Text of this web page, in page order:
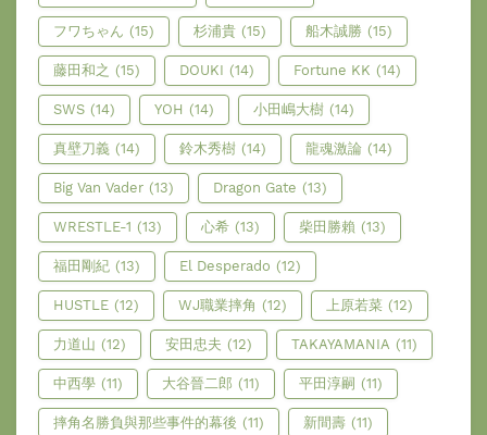
フワちゃん (15) 杉浦貴 (15) 船木誠勝 (15)
藤田和之 (15) DOUKI (14) Fortune KK (14)
SWS (14) YOH (14) 小田嶋大樹 (14)
真壁刀義 (14) 鈴木秀樹 (14) 龍魂激論 (14)
Big Van Vader (13) Dragon Gate (13)
WRESTLE-1 (13) 心希 (13) 柴田勝賴 (13)
福田剛紀 (13) El Desperado (12)
HUSTLE (12) WJ職業摔角 (12) 上原若菜 (12)
力道山 (12) 安田忠夫 (12) TAKAYAMANIA (11)
中西學 (11) 大谷晉二郎 (11) 平田淳嗣 (11)
摔角名勝負與那些事件的幕後 (11) 新間壽 (11)